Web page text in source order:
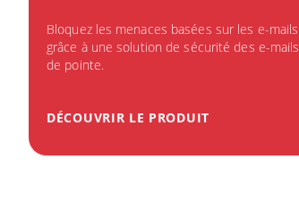
Bloquez les menaces basées sur les e-mails
grâce à une solution de sécurité des e-mails
de pointe.
DÉCOUVRIR LE PRODUIT